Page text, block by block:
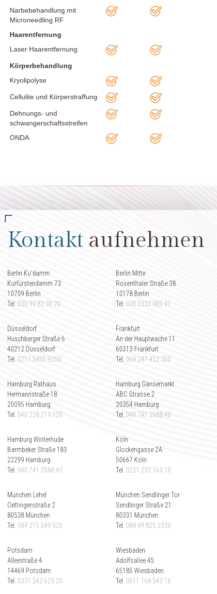
Narbebehandlung mit
Microneedling RF
Haarentfernung
Laser Haarentfernung
Körperbehandlung
Kryolipolyse
Cellulite und Körperstraffung
Dehnungs- und
schwangerschaftsstreifen
ONDA
Kontakt aufnehmen
Berlin Ku'damm
Kurfürstendamm 73
10709 Berlin
Tel. 030 39 82 00 20
Berlin Mitte
Rosenthaler Straße 38
10178 Berlin
Tel. 030 2332 900 91
Düsseldorf
Huschberger Straße 6
40212 Düsseldorf
Tel. 0211 5455 9250
Frankfurt
An der Hauptwache 11
60313 Frankfurt
Tel. 069 247 452 350
Hamburg Rathaus
Hermannstraße 18
20095 Hamburg
Tel. 040 228 219 020
Hamburg Gänsemarkt
ABC Strasse 2
20354 Hamburg
Tel. 040 741 2088 40
Hamburg Winterhude
Barmbeker Straße 183
22299 Hamburg
Tel. 040 741 2088 40
Köln
Glockengasse 2A
50667 Köln
Tel. 0221 292 163 10
München Lehel
Oettingenstraße 2
80538 München
Tel. 089 215 549 020
München Sendlinger Tor
Sendlinger Straße 21
80331 München
Tel. 089 99 825 2330
Potsdam
Alleestraße 4
14469 Potsdam
Tel. 0331 242 629 20
Wiesbaden
Adolfsallee 45
65185 Wiesbaden
Tel. 0611 168 543 16